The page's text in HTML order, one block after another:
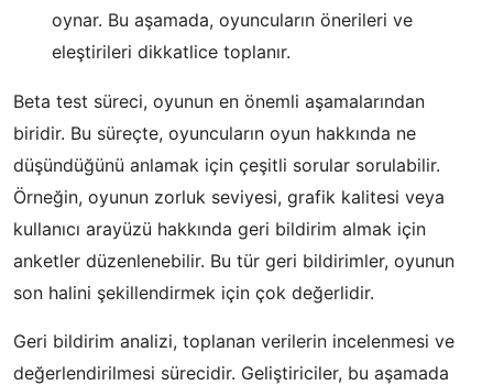
oynar. Bu aşamada, oyuncuların önerileri ve
eleştirileri dikkatlice toplanır.
Beta test süreci, oyunun en önemli aşamalarından
biridir. Bu süreçte, oyuncuların oyun hakkında ne
düşündüğünü anlamak için çeşitli sorular sorulabilir.
Örneğin, oyunun zorluk seviyesi, grafik kalitesi veya
kullanıcı arayüzü hakkında geri bildirim almak için
anketler düzenlenebilir. Bu tür geri bildirimler, oyunun
son halini şekillendirmek için çok değerlidir.
Geri bildirim analizi, toplanan verilerin incelenmesi ve
değerlendirilmesi sürecidir. Geliştiriciler, bu aşamada